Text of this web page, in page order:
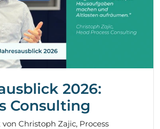
2026:
Consulting
Christoph Zajic, Process